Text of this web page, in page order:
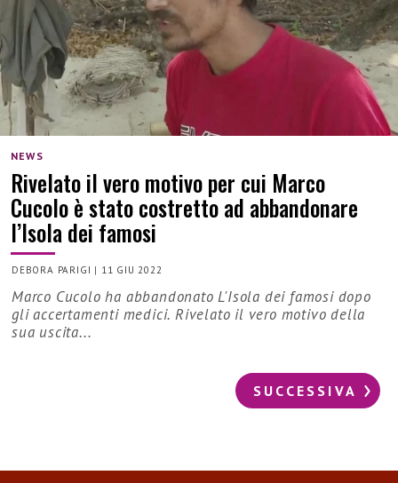
NEWS
Rivelato il vero motivo per cui Marco
Cucolo è stato costretto ad abbandonare
l’Isola dei famosi
DEBORA PARIGI | 11 GIU 2022
Marco Cucolo ha abbandonato L'Isola dei famosi dopo
gli accertamenti medici. Rivelato il vero motivo della
sua uscita...
SUCCESSIVA